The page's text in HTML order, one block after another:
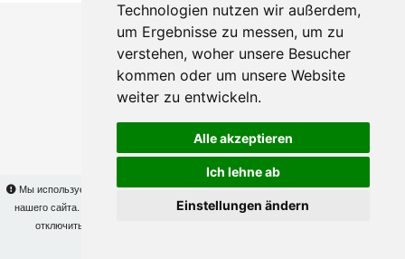
Technologien nutzen wir außerdem,
um Ergebnisse zu messen, um zu
verstehen, woher unsere Besucher
kommen oder um unsere Website
weiter zu entwickeln.
Alle akzeptieren
Ich lehne ab
Einstellungen ändern
Мы используем cookies для того, чтобы Вы могли использовать весь функционал
нашего сайта. На
Вы сможете узнать подробности и, при желании,
отключить использование cookies. Продолжая пользоваться сайтом, Вы